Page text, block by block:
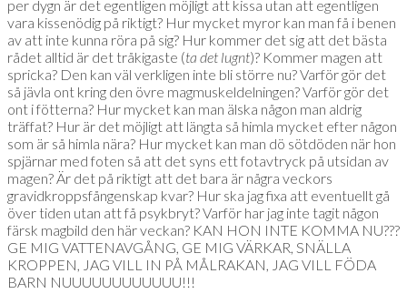
per dygn är det egentligen möjligt att kissa utan att egentligen
vara kissenödig på riktigt? Hur mycket myror kan man få i benen
av att inte kunna röra på sig? Hur kommer det sig att det bästa
rådet alltid är det tråkigaste (ta det lugnt)? Kommer magen att
spricka? Den kan väl verkligen inte bli större nu? Varför gör det
så jävla ont kring den övre magmuskeldelningen? Varför gör det
ont i fötterna? Hur mycket kan man älska någon man aldrig
träffat? Hur är det möjligt att längta så himla mycket efter någon
som är så himla nära? Hur mycket kan man dö sötdöden när hon
spjärnar med foten så att det syns ett fotavtryck på utsidan av
magen? Är det på riktigt att det bara är några veckors
gravidkroppsfångenskap kvar? Hur ska jag fixa att eventuellt gå
över tiden utan att få psykbryt? Varför har jag inte tagit någon
färsk magbild den här veckan? KAN HON INTE KOMMA NU???
GE MIG VATTENAVGÅNG, GE MIG VÄRKAR, SNÄLLA
KROPPEN, JAG VILL IN PÅ MÅLRAKAN, JAG VILL FÖDA
BARN NUUUUUUUUUUUU!!!